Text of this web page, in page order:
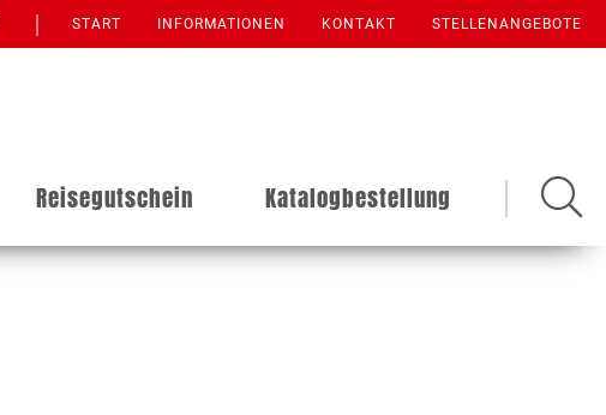
START INFORMATIONEN KONTAKT STELLENANGEBOTE
Reisegutschein Katalogbestellung